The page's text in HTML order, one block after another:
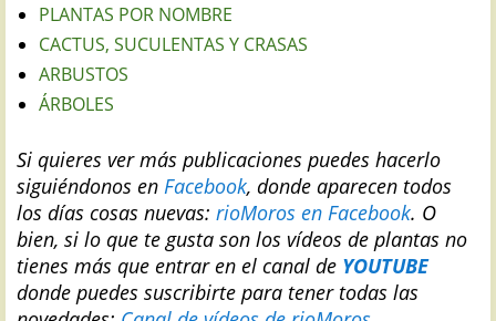
PLANTAS POR NOMBRE
CACTUS, SUCULENTAS Y CRASAS
ARBUSTOS
ÁRBOLES
Si quieres ver más publicaciones puedes hacerlo
siguiéndonos en Facebook, donde aparecen todos
los días cosas nuevas: rioMoros en Facebook. O
bien, si lo que te gusta son los vídeos de plantas no
tienes más que entrar en el canal de YOUTUBE
donde puedes suscribirte para tener todas las